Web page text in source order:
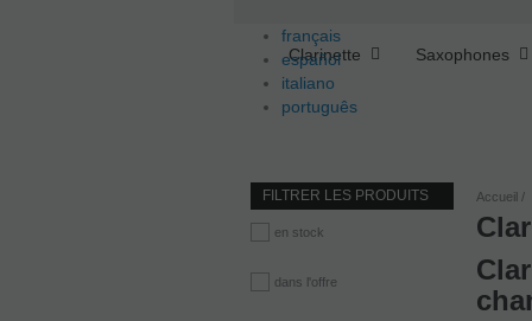
français
español
italiano
português
Clarinette Saxophones
FILTRER LES PRODUITS
en stock
dans l'offre
Accueil